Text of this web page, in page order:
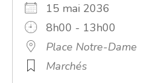
15 mai 2036
8h00 - 13h00
Place Notre-Dame
Marchés